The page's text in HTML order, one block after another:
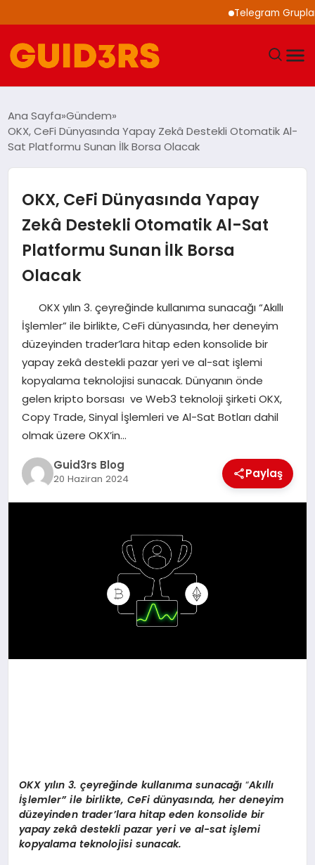
Telegram Grupları
YAŞAM
SAĞLIK
MAGAZIN
EĞITIM
Ana Sayfa Gündem
OKX, CeFi Dünyasında Yapay Zekâ Destekli Otomatik Al-
Sat Platformu Sunan İlk Borsa Olacak
OKX, CeFi Dünyasında Yapay
Zekâ Destekli Otomatik Al-Sat
Platformu Sunan İlk Borsa
Olacak
OKX yılın 3. çeyreğinde kullanıma sunacağı “Akıllı
İşlemler” ile birlikte, CeFi dünyasında, her deneyim
düzeyinden trader’lara hitap eden konsolide bir
yapay zekâ destekli pazar yeri ve al-sat işlemi
kopyalama teknolojisi sunacak. Dünyanın önde
gelen kripto borsası ve Web3 teknoloji şirketi OKX,
Copy Trade, Sinyal İşlemleri ve Al-Sat Botları dahil
olmak üzere OKX’in…
Guid3rs Blog
20 Haziran 2024 Paylaş
OKX yılın 3. çeyreğinde kullanıma sunacağı“Akıllı
İşlemler” ile birlikte, CeFi dünyasında, her deneyim
düzeyinden trader’lara hitap eden konsolide bir
yapay zekâ destekli pazar yeri ve al-sat işlemi
kopyalama teknolojisi sunacak.